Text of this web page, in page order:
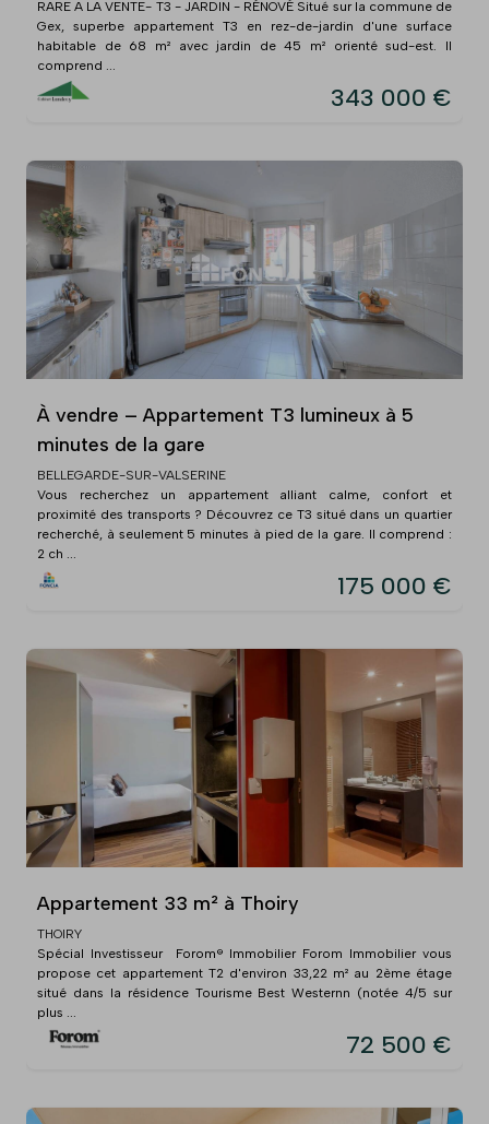
RARE A LA VENTE- T3 - JARDIN - RÉNOVÉ Situé sur la commune de
Gex, superbe appartement T3 en rez-de-jardin d'une surface
habitable de 68 m² avec jardin de 45 m² orienté sud-est. Il
comprend ...
343 000 €
À vendre – Appartement T3 lumineux à 5
minutes de la gare
BELLEGARDE-SUR-VALSERINE
Vous recherchez un appartement alliant calme, confort et
proximité des transports ? Découvrez ce T3 situé dans un quartier
recherché, à seulement 5 minutes à pied de la gare. Il comprend :
2 ch ...
175 000 €
Appartement 33 m² à Thoiry
THOIRY
Spécial Investisseur  Forom® Immobilier Forom Immobilier vous
propose cet appartement T2 d'environ 33,22 m² au 2ème étage
situé dans la résidence Tourisme Best Westernn (notée 4/5 sur
plus ...
72 500 €